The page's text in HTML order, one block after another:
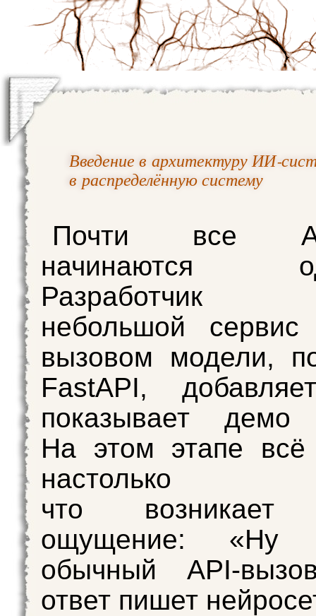
Введение в архитектуру
в распределённую систему
Почти все
начинаются
Разработчик
небольшой
вызовом модели,
FastAPI,
показывает демо
На этом этапе всё
настолько
что возникает
ощущение:
обычный
ответ пишет